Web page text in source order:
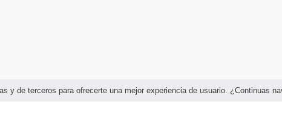
y de terceros para ofrecerte una mejor experiencia de usuario. ¿Continuas